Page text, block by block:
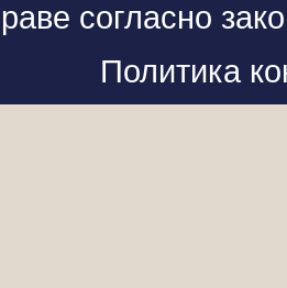
согласно
Политика